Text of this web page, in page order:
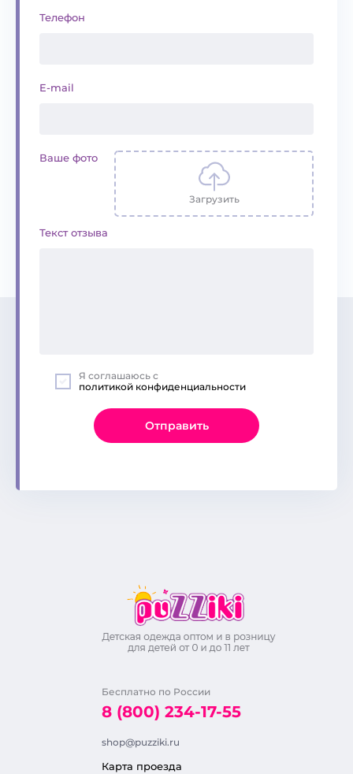
Телефон
E-mail
Ваше фото
Загрузить
Текст отзыва
Отправить
Я соглашаюсь с
политикой конфиденциальности
Бесплатно по России
8 (800) 234-17-55
shop@puzziki.ru
Карта проезда